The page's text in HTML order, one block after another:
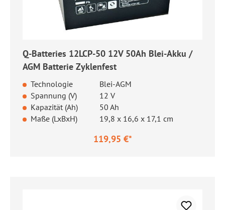
Q-Batteries 12LCP-50 12V 50Ah Blei-Akku /
AGM Batterie Zyklenfest
Technologie
Blei-AGM
Spannung (V)
12 V
Kapazität (Ah)
50 Ah
Maße (LxBxH)
19,8 x 16,6 x 17,1 cm
119,95 €*